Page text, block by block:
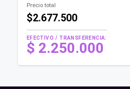
Precio total
$2.677.500
EFECTIVO / TRANSFERENCIA:
$ 2.250.000